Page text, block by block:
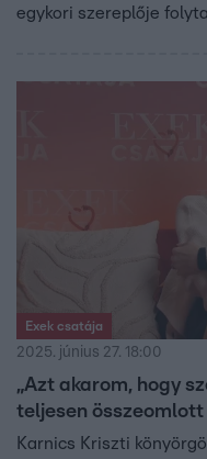
egykori szereplője
Exek csatája
2025. június 27. 18:00
„Azt akarom, hogy
teljesen összeomlott
Karnics Kriszti